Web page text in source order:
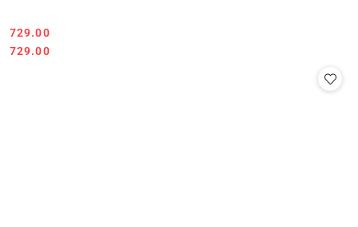
Cena:
729.00
Cena:
729.00